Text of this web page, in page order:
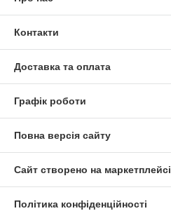
Контакти
Доставка та оплата
Графік роботи
Повна версія сайту
Сайт створено на маркетплейсі
Політика конфіденційності